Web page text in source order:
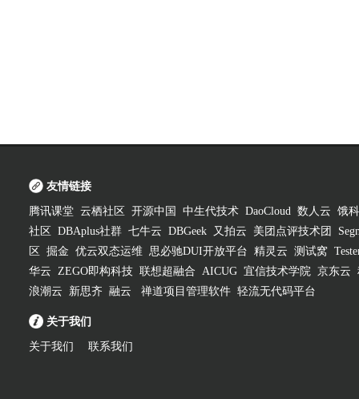
友情链接
腾讯课堂 云栖社区 开源中国 中生代技术 DaoCloud 数人云 饿
社区
DBAplus社群 七牛云 DBGeek 又拍云 美团点评技术团
区
掘金 优云双态运维 思必驰DUI开放平台 精灵云 测试窝
华云 ZEGO即构科技 联想超融合 AICUG 宜信技术学院 京东云
浪潮云
新思齐 融云 禅道项目管理软件 轻流无代码平台
关于我们
关于我们 联系我们